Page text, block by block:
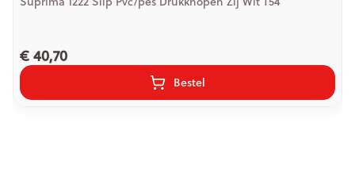
€ 40,70
Bestel